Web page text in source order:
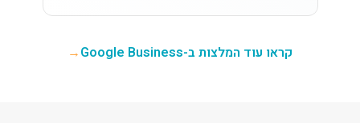
קראו עוד המלצות ב-Google Business →